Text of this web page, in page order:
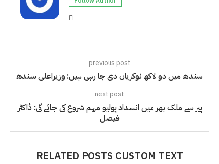
previous post
سندھ میں دو لاکھ نوکریاں دی جا رہی ہیں: وزیراعلی سندھ
next post
پیر سے ملک بھر میں انسداد پولیو مہم شروع کی جائے گی: ڈاکٹر
فیصل
RELATED POSTS CUSTOM TEXT